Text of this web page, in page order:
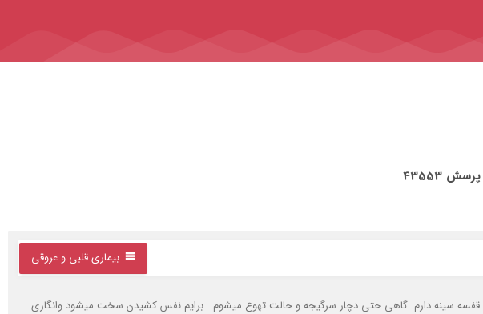
43553
بیماری قلبی و عروقی
در شانه و قفسه سینه دارم. گاهی حتی دچار سرگیجه و حالت تهوع میشوم . برایم نفس کشیدن سخت میشود وانگاری